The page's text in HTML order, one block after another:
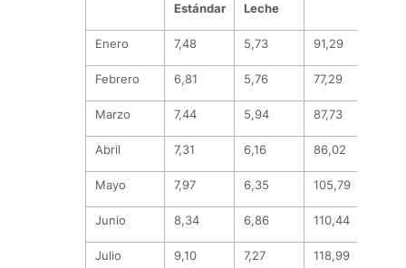
Estándar
Leche
Enero 7,48 5,73 91,29
Febrero 6,81 5,76 77,29
Marzo 7,44 5,94 87,73
Abril 7,31 6,16 86,02
Mayo 7,97 6,35 105,79
Junio 8,34 6,86 110,44
Julio 9,10 7,27 118,99